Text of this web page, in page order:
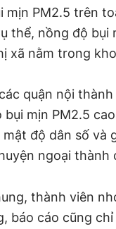
mịn PM2.5 trên
thể, nồng độ bụi
xã nằm trong
quận nội
mịn PM2.5
độ dân số và
ngoại thành
thành viên
báo cáo cũng